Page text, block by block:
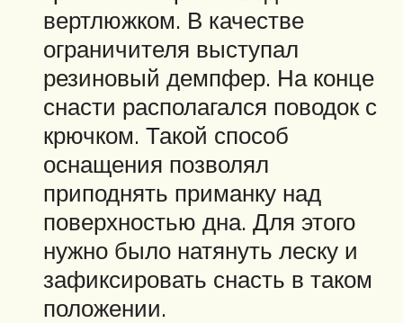
вертлюжком. В качестве
ограничителя выступал
резиновый демпфер. На конце
снасти располагался поводок с
крючком. Такой способ
оснащения позволял
приподнять приманку над
поверхностью дна. Для этого
нужно было натянуть леску и
зафиксировать снасть в таком
положении.